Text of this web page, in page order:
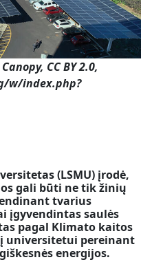
CC BY 2.0,
w/index.php?
(LSMU) įrodė,
gali būti ne tik žinių
tvarius
įgyvendintas saulės
pagal Klimato kaitos
universitetui pereinant
energijos.